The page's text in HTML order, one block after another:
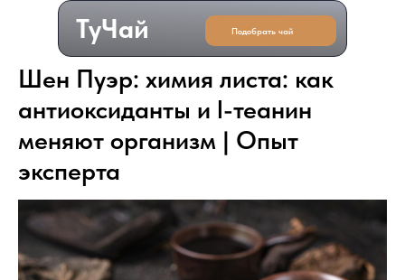
ТуЧай Подобрать чай
Шен Пуэр: химия листа: как
антиоксиданты и l-теанин
меняют организм | Опыт
эксперта